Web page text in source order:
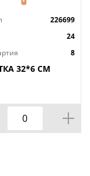
226699
24
8
32*6 СМ